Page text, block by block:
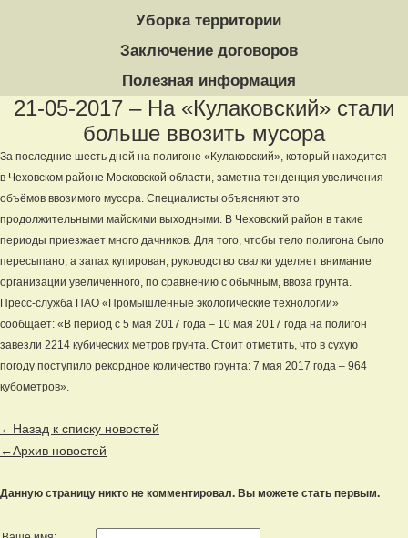
Уборка территории
Заключение договоров
Полезная информация
21-05-2017 – На «Кулаковский» стали
больше ввозить мусора
За последние шесть дней на полигоне «Кулаковский», который находится
в Чеховском районе Московской области, заметна тенденция увеличения
объёмов ввозимого мусора. Специалисты объясняют это
продолжительными майскими выходными. В Чеховский район в такие
периоды приезжает много дачников. Для того, чтобы тело полигона было
пересыпано, а запах купирован, руководство свалки уделяет внимание
организации увеличенного, по сравнению с обычным, ввоза грунта.
Пресс-служба ПАО «Промышленные экологические технологии»
сообщает: «В период с 5 мая 2017 года – 10 мая 2017 года на полигон
завезли 2214 кубических метров грунта. Стоит отметить, что в сухую
погоду поступило рекордное количество грунта: 7 мая 2017 года – 964
кубометров».
←Назад к списку новостей
←Архив новостей
Данную страницу никто не комментировал. Вы можете стать первым.